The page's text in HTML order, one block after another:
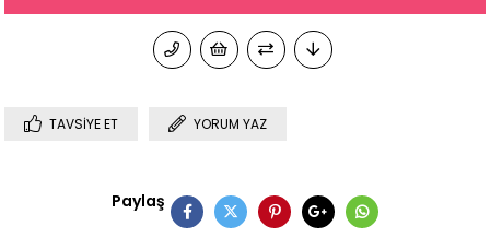
TAVSIYE ET YORUM YAZ
Paylaş